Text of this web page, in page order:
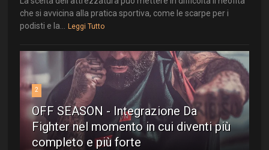
che si avvicina alla pratica sportiva, come le scarpe per i
podisti e la...
Leggi Tutto
2
OFF SEASON - Integrazione Da
Fighter nel momento in cui diventi più
completo e più forte